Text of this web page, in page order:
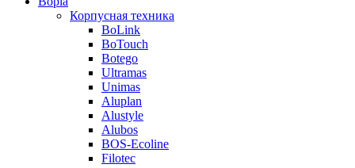
Корпусная техника
BoLink
BoTouch
Botego
Ultramas
Unimas
Aluplan
Alustyle
Alubos
BOS-Ecoline
Filotec